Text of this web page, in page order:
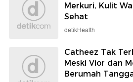
Merkuri, Kulit
Sehat
detikHealth
Catheez Tak
Meski Vior dan
Berumah